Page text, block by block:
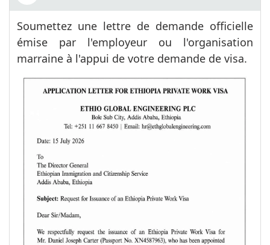
Soumettez une lettre de demande officielle
émise par l'employeur ou l'organisation
marraine à l'appui de votre demande de visa.